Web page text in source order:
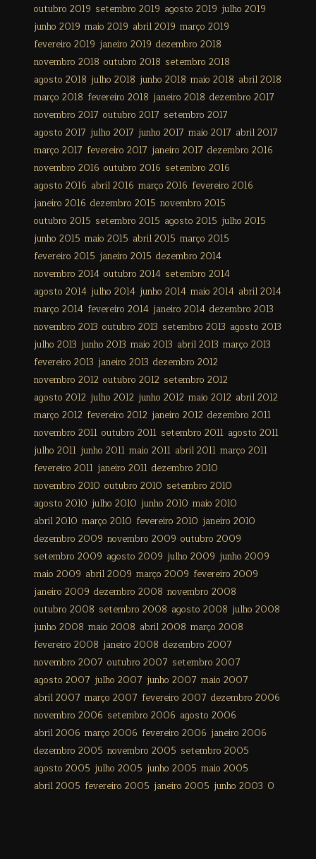
outubro 2019 setembro 2019 agosto 2019 julho 2019
junho 2019 maio 2019 abril 2019 março 2019
fevereiro 2019 janeiro 2019 dezembro 2018
novembro 2018 outubro 2018 setembro 2018
agosto 2018 julho 2018 junho 2018 maio 2018 abril 2018
março 2018 fevereiro 2018 janeiro 2018 dezembro 2017
novembro 2017 outubro 2017 setembro 2017
agosto 2017 julho 2017 junho 2017 maio 2017 abril 2017
março 2017 fevereiro 2017 janeiro 2017 dezembro 2016
novembro 2016 outubro 2016 setembro 2016
agosto 2016 abril 2016 março 2016 fevereiro 2016
janeiro 2016 dezembro 2015 novembro 2015
outubro 2015 setembro 2015 agosto 2015 julho 2015
junho 2015 maio 2015 abril 2015 março 2015
fevereiro 2015 janeiro 2015 dezembro 2014
novembro 2014 outubro 2014 setembro 2014
agosto 2014 julho 2014 junho 2014 maio 2014 abril 2014
março 2014 fevereiro 2014 janeiro 2014 dezembro 2013
novembro 2013 outubro 2013 setembro 2013 agosto 2013
julho 2013 junho 2013 maio 2013 abril 2013 março 2013
fevereiro 2013 janeiro 2013 dezembro 2012
novembro 2012 outubro 2012 setembro 2012
agosto 2012 julho 2012 junho 2012 maio 2012 abril 2012
março 2012 fevereiro 2012 janeiro 2012 dezembro 2011
novembro 2011 outubro 2011 setembro 2011 agosto 2011
julho 2011 junho 2011 maio 2011 abril 2011 março 2011
fevereiro 2011 janeiro 2011 dezembro 2010
novembro 2010 outubro 2010 setembro 2010
agosto 2010 julho 2010 junho 2010 maio 2010
abril 2010 março 2010 fevereiro 2010 janeiro 2010
dezembro 2009 novembro 2009 outubro 2009
setembro 2009 agosto 2009 julho 2009 junho 2009
maio 2009 abril 2009 março 2009 fevereiro 2009
janeiro 2009 dezembro 2008 novembro 2008
outubro 2008 setembro 2008 agosto 2008 julho 2008
junho 2008 maio 2008 abril 2008 março 2008
fevereiro 2008 janeiro 2008 dezembro 2007
novembro 2007 outubro 2007 setembro 2007
agosto 2007 julho 2007 junho 2007 maio 2007
abril 2007 março 2007 fevereiro 2007 dezembro 2006
novembro 2006 setembro 2006 agosto 2006
abril 2006 março 2006 fevereiro 2006 janeiro 2006
dezembro 2005 novembro 2005 setembro 2005
agosto 2005 julho 2005 junho 2005 maio 2005
abril 2005 fevereiro 2005 janeiro 2005 junho 2003 0